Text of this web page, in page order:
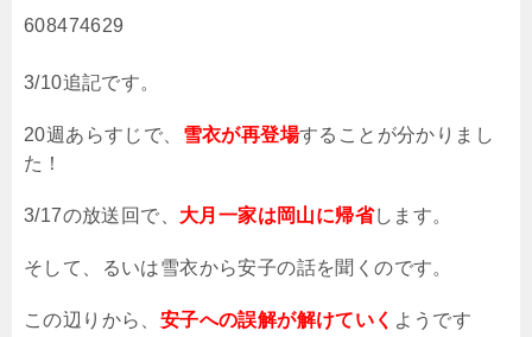
608474629
3/10追記です。
20週あらすじで、 雪衣が再登場することが分かりまし
た！
3/17の放送回で、 大月一家は岡山に帰省します。
そして、るいは雪衣から安子の話を聞くのです。
この辺りから、 安子への誤解が解けていく ようです